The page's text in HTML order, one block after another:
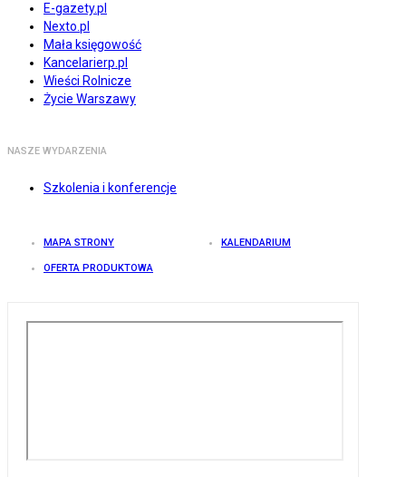
E-gazety.pl
Nexto.pl
Mała księgowość
Kancelarierp.pl
Wieści Rolnicze
Życie Warszawy
NASZE WYDARZENIA
Szkolenia i konferencje
MAPA STRONY KALENDARIUM
OFERTA PRODUKTOWA